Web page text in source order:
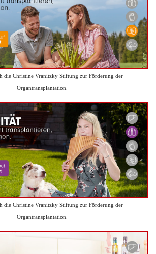
die Christine Vranitzky Stiftung zur Förderung der
Organtransplantation.
die Christine Vranitzky Stiftung zur Förderung der
Organtransplantation.